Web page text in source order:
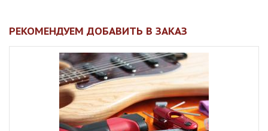
РЕКОМЕНДУЕМ ДОБАВИТЬ В ЗАКАЗ